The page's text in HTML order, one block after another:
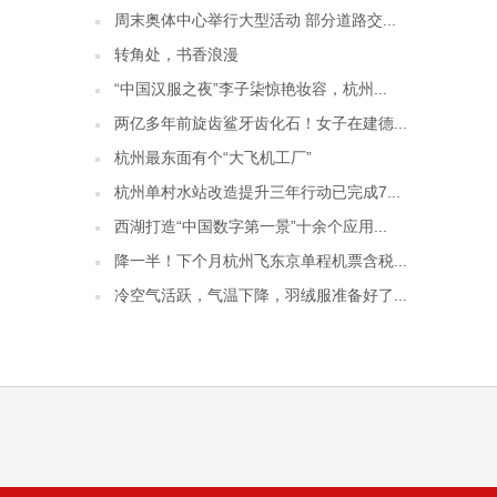
周末奥体中心举行大型活动 部分道路交...
转角处，书香浪漫
“中国汉服之夜”李子柒惊艳妆容，杭州...
两亿多年前旋齿鲨牙齿化石！女子在建德...
杭州最东面有个“大飞机工厂”
杭州单村水站改造提升三年行动已完成7...
西湖打造“中国数字第一景”十余个应用...
降一半！下个月杭州飞东京单程机票含税...
冷空气活跃，气温下降，羽绒服准备好了...